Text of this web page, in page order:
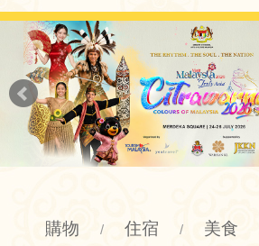
購物 / 住宿 / 美食